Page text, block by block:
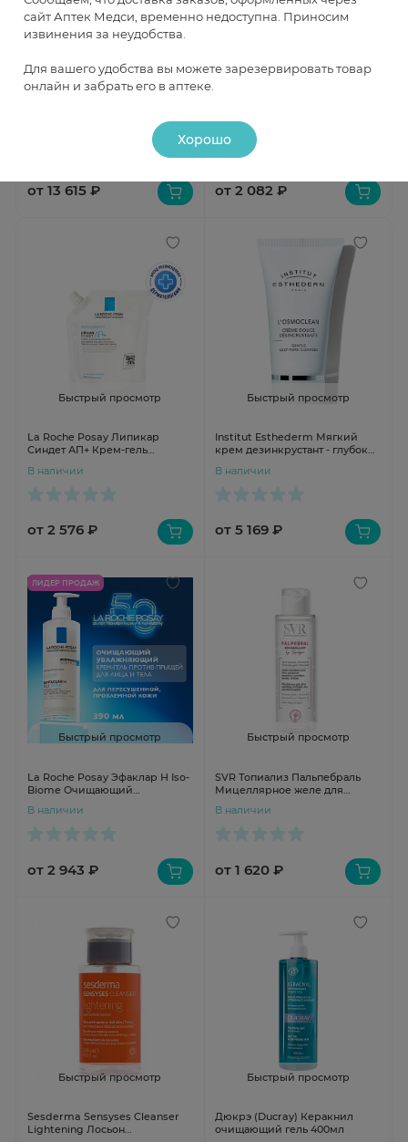
Yukinohada (Юкинохада)
от 13 615 ₽
проблемной кожи лиц 200 мл
помпа
В наличии
от 2 082 ₽
Быстрый просмотр
La Roche Posay Липикар
Синдет АП+ Крем-гель
для сухой и атопичной кожи
В наличии
от 2 576 ₽
Быстрый просмотр
Institut Esthederm Мягкий
крем дезинкрустант - глубокое
В наличии
от 5 169 ₽
ЛИДЕР ПРОДАЖ
Быстрый просмотр
La Roche Posay Эфаклар Н Iso-
Biome Очищающий
против несовершенств 390мг
В наличии
от 2 943 ₽
Быстрый просмотр
SVR Топиализ Пальпебраль
Мицеллярное желе для
В наличии
от 1 620 ₽
Быстрый просмотр
Sesderma Sensyses Cleanser
Lightening Лосьон
Быстрый просмотр
Дюкрэ (Ducray) Керакнил
очищающий гель 400мл
сайт Аптек Медси, временно недоступна. Приносим
извинения за неудобства.
Для вашего удобства вы можете зарезервировать товар
онлайн и забрать его в аптеке.
Хорошо